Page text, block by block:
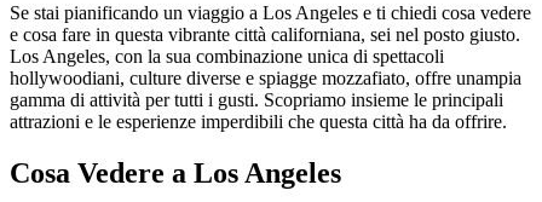
Se stai pianificando un viaggio a Los Angeles e ti chiedi cosa vedere
e cosa fare in questa vibrante città californiana, sei nel posto giusto.
Los Angeles, con la sua combinazione unica di spettacoli
hollywoodiani, culture diverse e spiagge mozzafiato, offre unampia
gamma di attività per tutti i gusti. Scopriamo insieme le principali
attrazioni e le esperienze imperdibili che questa città ha da offrire.
Cosa Vedere a Los Angeles